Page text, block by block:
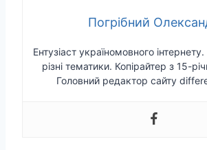
Погрібний
Ентузіаст україномовного
різні тематики. Копірайтер з 15-
Головний редактор сайту